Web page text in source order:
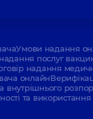
Умови надання
послуг
надання
онлайн
внутрішнього
та